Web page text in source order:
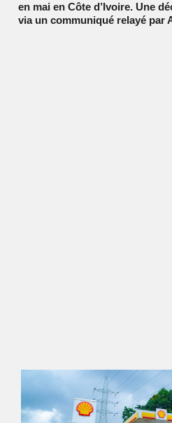
en mai en Côte d’Ivoire. Une
via un communiqué relayé par